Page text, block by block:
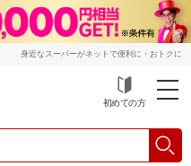
身近なスーパーがネットで便利に・おトクに
初めての方